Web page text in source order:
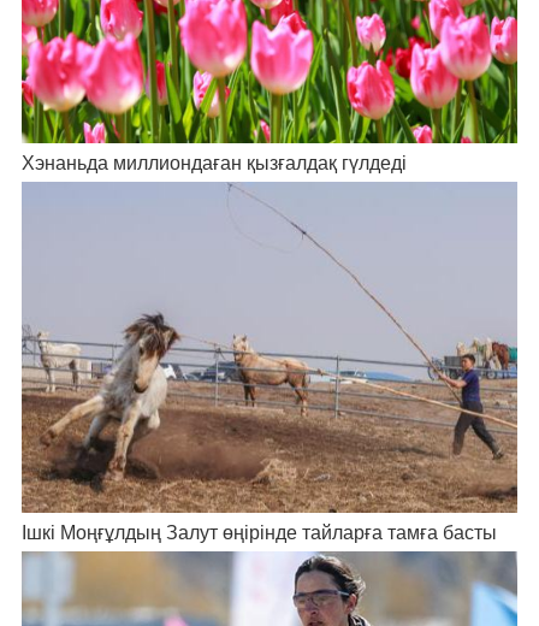
Хэнаньда миллиондаған қызғалдақ гүлдеді
Ішкі Моңғұлдың Залут өңірінде тайларға тамға басты